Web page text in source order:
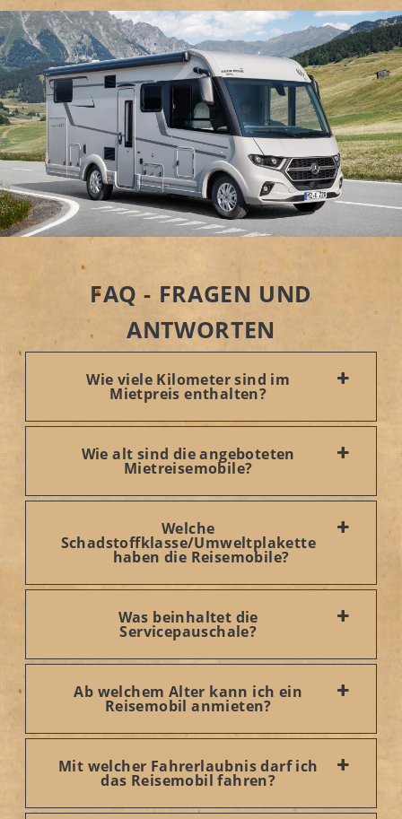
FAQ - FRAGEN UND
ANTWORTEN
Wie viele Kilometer sind im
Mietpreis enthalten?
Wie alt sind die angeboteten
Mietreisemobile?
Welche
Schadstoffklasse/Umweltplakette
haben die Reisemobile?
Was beinhaltet die
Servicepauschale?
Ab welchem Alter kann ich ein
Reisemobil anmieten?
Mit welcher Fahrerlaubnis darf ich
das Reisemobil fahren?